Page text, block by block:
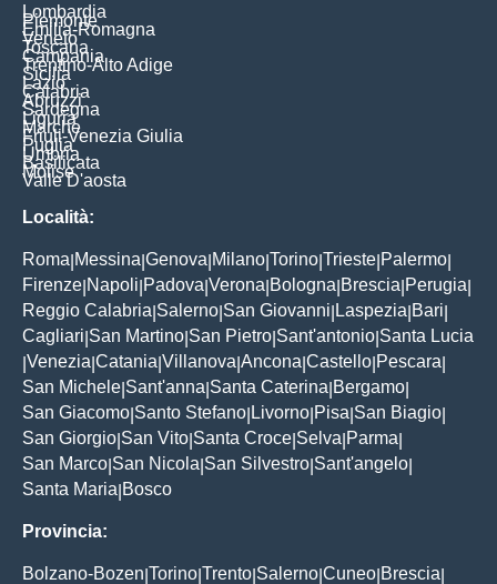
Lombardia
Piemonte
Emilia-Romagna
Veneto
Toscana
Campania
Trentino-Alto Adige
Sicilia
Lazio
Calabria
Abruzzi
Sardegna
Liguria
Marche
Friuli-Venezia Giulia
Puglia
Umbria
Basilicata
Molise
Valle D'aosta
Località:
Roma Messina Genova Milano Torino Trieste Palermo
Firenze Napoli Padova Verona Bologna Brescia Perugia
Reggio Calabria Salerno San Giovanni Laspezia Bari
Cagliari San Martino San Pietro Sant'antonio Santa Lucia
Venezia Catania Villanova Ancona Castello Pescara
San Michele Sant'anna Santa Caterina Bergamo
San Giacomo Santo Stefano Livorno Pisa San Biagio
San Giorgio San Vito Santa Croce Selva Parma
San Marco San Nicola San Silvestro Sant'angelo
Santa Maria Bosco
Provincia:
Bolzano-Bozen Torino Trento Salerno Cuneo Brescia